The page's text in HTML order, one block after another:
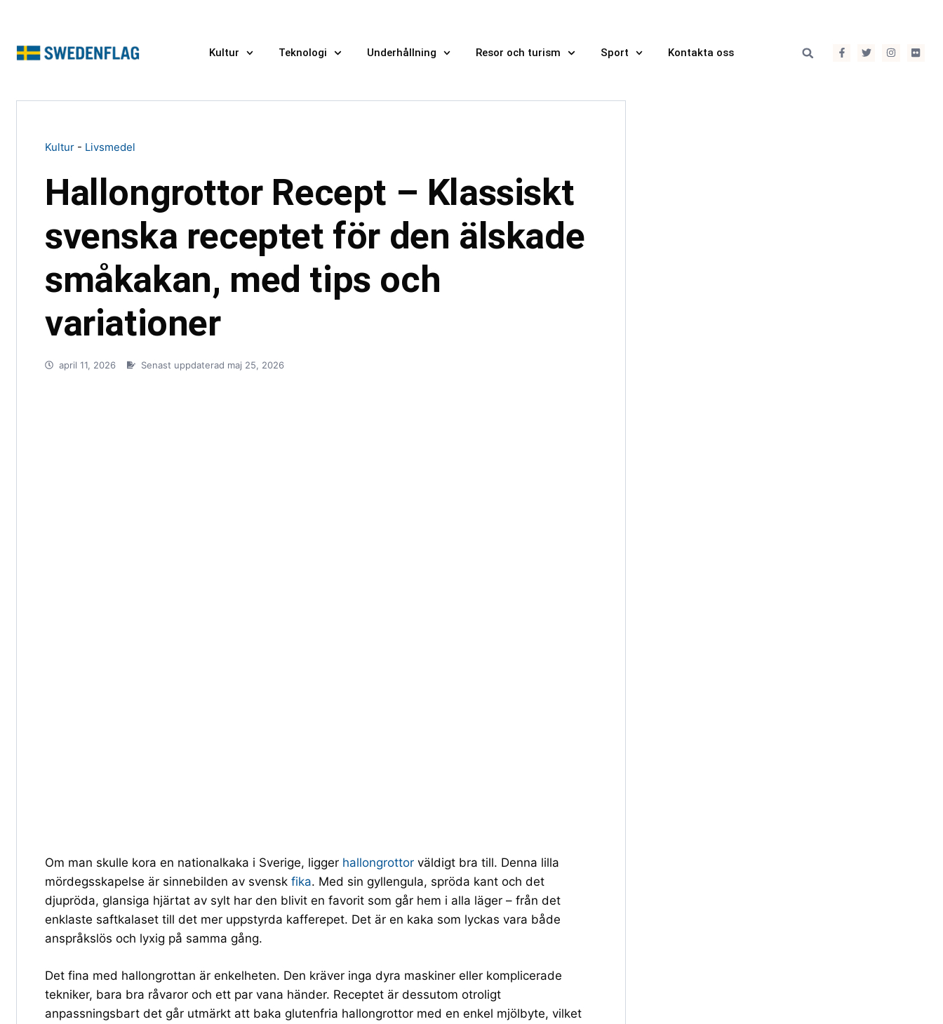
Kultur Teknologi Underhållning Resor och turism Sport Kontakta oss
Kultur - Livsmedel
Hallongrottor Recept – Klassiskt
svenska receptet för den älskade
småkakan, med tips och
variationer
april 11, 2026 Senast uppdaterad maj 25, 2026
Om man skulle kora en nationalkaka i Sverige, ligger hallongrottor väldigt bra till. Denna lilla
mördegsskapelse är sinnebilden av svensk fika. Med sin gyllengula, spröda kant och det
djupröda, glansiga hjärtat av sylt har den blivit en favorit som går hem i alla läger – från det
enklaste saftkalaset till det mer uppstyrda kafferepet. Det är en kaka som lyckas vara både
anspråkslös och lyxig på samma gång.
Det fina med hallongrottan är enkelheten. Den kräver inga dyra maskiner eller komplicerade
tekniker, bara bra råvaror och ett par vana händer. Receptet är dessutom otroligt
anpassningsbart det går utmärkt att baka glutenfria hallongrottor med en enkel mjölbyte, vilket